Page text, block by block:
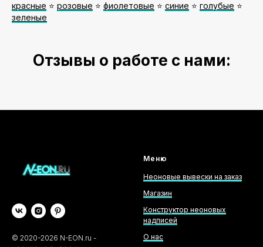
красные ⭐️ розовые ⭐️ фиолетовые ⭐️ синие ⭐️ голубые ⭐️
зеленые
Отзывы о работе с нами:
© 2020-2026 N-EON.ru -
Меню
Неоновые вывески на заказ
Магазин
Конструктор неоновых
надписей
О нас